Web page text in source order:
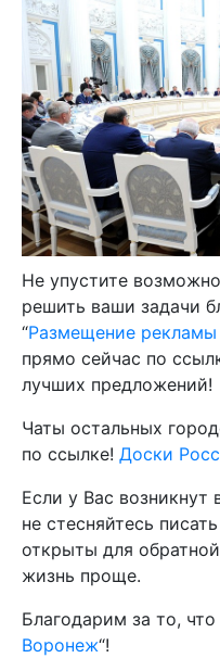
Не упустите
решить ваши задачи
“Размещение
прямо сейчас по
лучших предложений!
Чаты остальных
по ссылке! Доски
Если у Вас
не стесняйтесь
открыты для
жизнь проще.
Благодарим за то,
Воронеж“!